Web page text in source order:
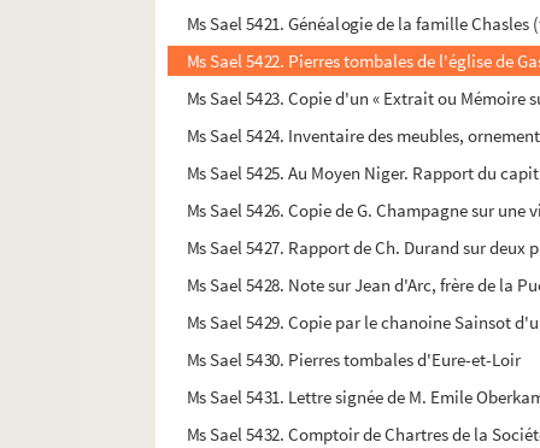
Ms Sael 5421. Généalogie de la famille
Ms Sael 5422. Pierres tombales de l'église de
Ms Sael 5423. Copie d'un « Extrait ou
Ms Sael 5424. Inventaire des meubles,
Ms Sael 5425. Au Moyen Niger. Rapport du
Ms Sael 5426. Copie de G. Champagne sur
Ms Sael 5427. Rapport de Ch. Durand sur
Ms Sael 5428. Note sur Jean d'Arc, frère de la
Ms Sael 5429. Copie par le chanoine Sainsot
Ms Sael 5430. Pierres tombales d'Eure-et-Loir
Ms Sael 5431. Lettre signée de M. Emile
Ms Sael 5432. Comptoir de Chartres de la